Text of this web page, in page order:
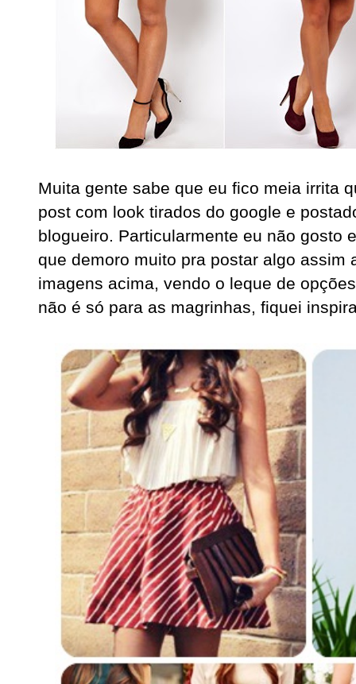
Muita gente sabe que eu fico meia irrita
post com look tirados do google e
blogueiro. Particularmente eu não gosto
que demoro muito pra postar algo assim
imagens acima, vendo o leque de
não é só para as magrinhas, fiquei